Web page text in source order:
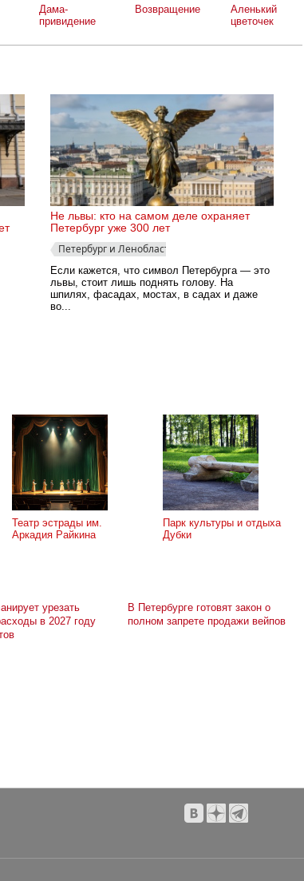
Дама-
привидение
Возвращение
Аленький
цветочек
Не львы: кто на самом деле охраняет
Петербург уже 300 лет
Петербург и Ленобласть
Если кажется, что символ Петербурга — это
львы, стоит лишь поднять голову. На
шпилях, фасадах, мостах, в садах и даже
во...
Театр эстрады им.
Аркадия Райкина
Парк культуры и отдыха
Дубки
урезать
в 2027 году
В Петербурге готовят закон о
полном запрете продажи вейпов